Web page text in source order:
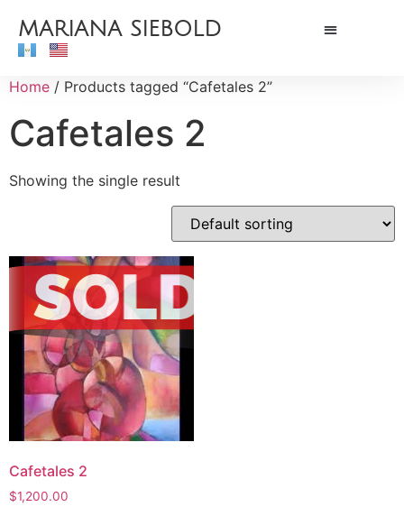
MARIANA SIEBOLD
Home / Products tagged “Cafetales 2”
Cafetales 2
Showing the single result
Cafetales 2
$1,200.00